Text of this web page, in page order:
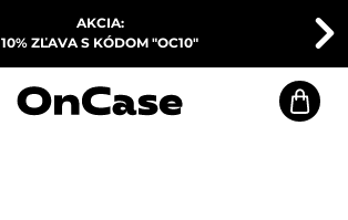
AKCIA:
10% ZĽAVA S KÓDOM "OC10"